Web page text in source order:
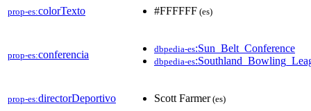
prop-es:colorTexto #FFFFFF (es)
prop-es:conferencia dbpedia-es:Sun_Belt_Conference
dbpedia-es
prop-es:directorDeportivo Scott Farmer(es)